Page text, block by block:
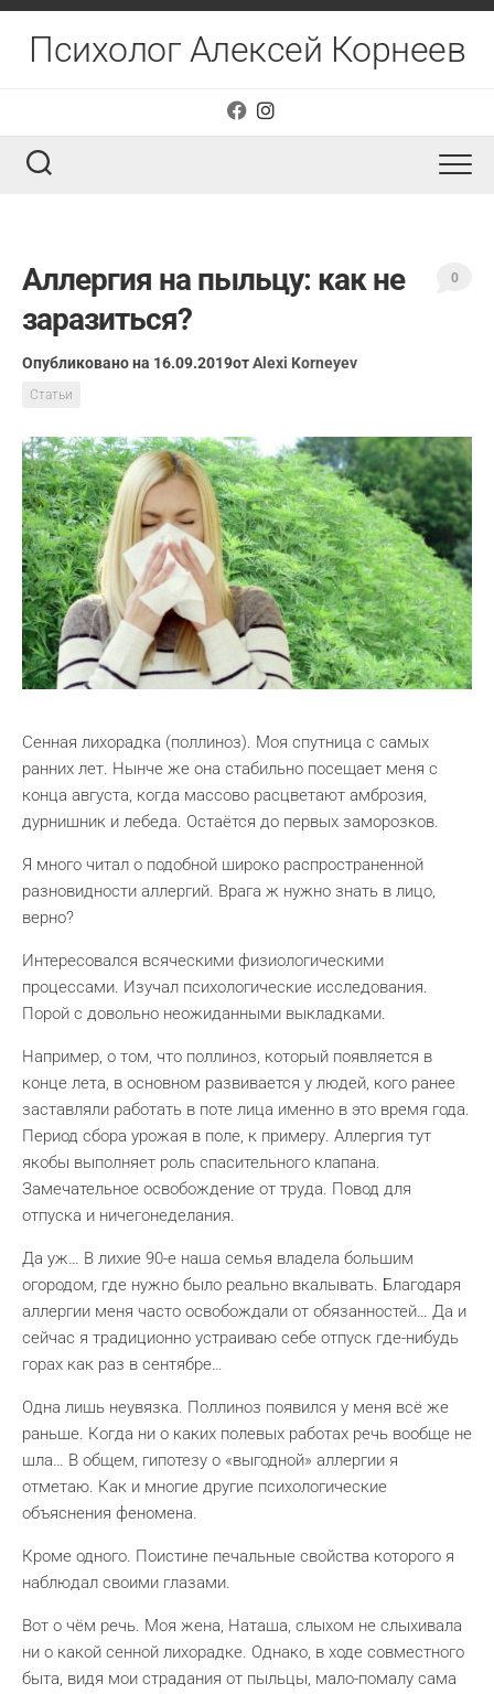
Перейти
содержанию
Психолог Алексей Корнеев
Аллергия на пыльцу: как не
заразиться?
Опубликовано на 16.09.2019отAlexi Korneyev
Статьи
0
Сенная лихорадка (поллиноз). Моя спутница с самых
ранних лет. Нынче же она стабильно посещает меня с
конца августа, когда массово расцветают амброзия,
дурнишник и лебеда. Остаётся до первых заморозков.
Я много читал о подобной широко распространенной
разновидности аллергий. Врага ж нужно знать в лицо,
верно?
Интересовался всяческими физиологическими
процессами. Изучал психологические исследования.
Порой с довольно неожиданными выкладками.
Например, о том, что поллиноз, который появляется в
конце лета, в основном развивается у людей, кого ранее
заставляли работать в поте лица именно в это время года.
Период сбора урожая в поле, к примеру. Аллергия тут
якобы выполняет роль спасительного клапана.
Замечательное освобождение от труда. Повод для
отпуска и ничегонеделания.
Да уж… В лихие 90-е наша семья владела большим
огородом, где нужно было реально вкалывать. Благодаря
аллергии меня часто освобождали от обязанностей… Да и
сейчас я традиционно устраиваю себе отпуск где-нибудь
горах как раз в сентябре…
Одна лишь неувязка. Поллиноз появился у меня всё же
раньше. Когда ни о каких полевых работах речь вообще не
шла… В общем, гипотезу о «выгодной» аллергии я
отметаю. Как и многие другие психологические
объяснения феномена.
Кроме одного. Поистине печальные свойства которого я
наблюдал своими глазами.
Вот о чём речь. Моя жена, Наташа, слыхом не слыхивала
ни о какой сенной лихорадке. Однако, в ходе совместного
быта, видя мои страдания от пыльцы, мало-помалу сама